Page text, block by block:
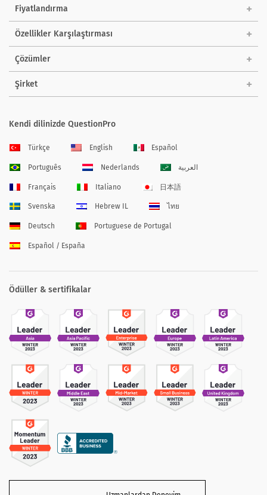
Fiyatlandırma
Özellikler Karşılaştırması
Çözümler
Şirket
Kendi dilinizde QuestionPro
Türkçe English Español
Português Nederlands العربية
Français Italiano 日本語
Svenska Hebrew IL ไทย
Deutsch Portuguese de Portugal
Español / España
Ödüller & sertifikalar